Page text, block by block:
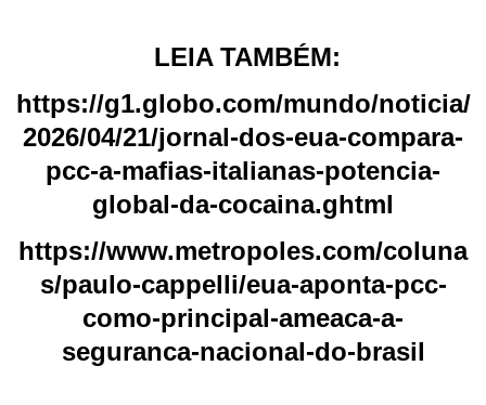
LEIA TAMBÉM:
https://g1.globo.com/mundo/noticia/
2026/04/21/jornal-dos-eua-compara-
pcc-a-mafias-italianas-potencia-
global-da-cocaina.ghtml
https://www.metropoles.com/coluna
s/paulo-cappelli/eua-aponta-pcc-
como-principal-ameaca-a-
seguranca-nacional-do-brasil